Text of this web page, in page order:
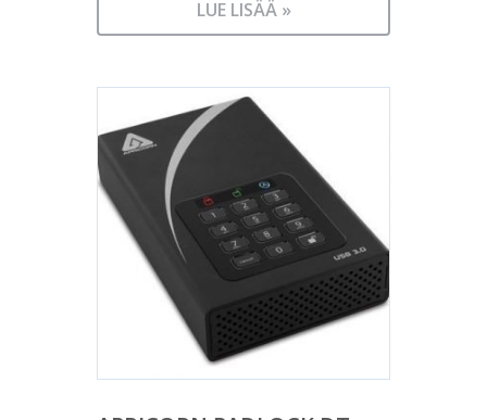
LUE LISÄÄ »